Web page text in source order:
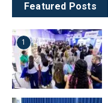
Featured Posts
1